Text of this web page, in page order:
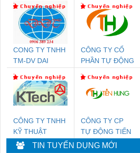
CONG TY TNHH
TM-DV DAI
CÔNG TY CỔ
PHẦN TỰ ĐỘNG
CÔNG TY TNHH
KỸ THUẬT
KTECH VIỆT
CÔNG TY CP
TỰ ĐỘNG TIẾN
HƯNG
TIN TUYỂN DỤNG MỚI